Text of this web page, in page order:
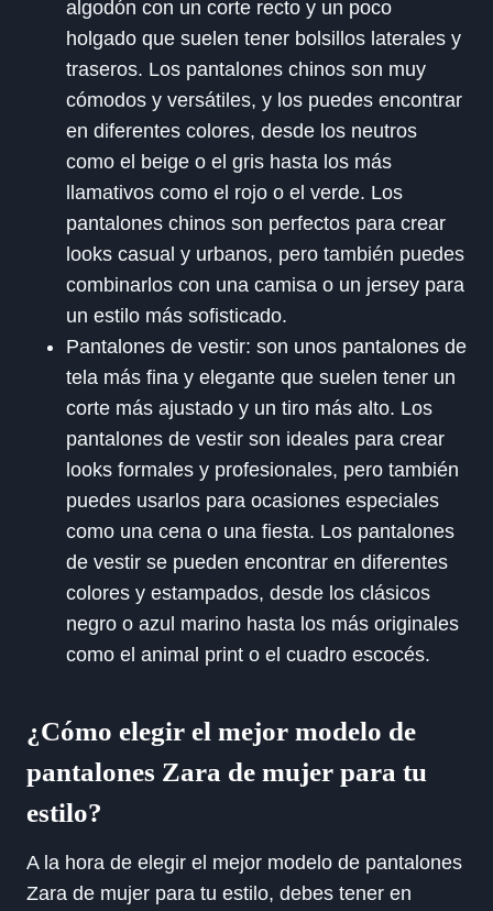
algodón con un corte recto y un poco
holgado que suelen tener bolsillos laterales y
traseros. Los pantalones chinos son muy
cómodos y versátiles, y los puedes encontrar
en diferentes colores, desde los neutros
como el beige o el gris hasta los más
llamativos como el rojo o el verde. Los
pantalones chinos son perfectos para crear
looks casual y urbanos, pero también puedes
combinarlos con una camisa o un jersey para
un estilo más sofisticado.
Pantalones de vestir: son unos pantalones de
tela más fina y elegante que suelen tener un
corte más ajustado y un tiro más alto. Los
pantalones de vestir son ideales para crear
looks formales y profesionales, pero también
puedes usarlos para ocasiones especiales
como una cena o una fiesta. Los pantalones
de vestir se pueden encontrar en diferentes
colores y estampados, desde los clásicos
negro o azul marino hasta los más originales
como el animal print o el cuadro escocés.
¿Cómo elegir el mejor modelo de
pantalones Zara de mujer para tu
estilo?
A la hora de elegir el mejor modelo de pantalones
Zara de mujer para tu estilo, debes tener en